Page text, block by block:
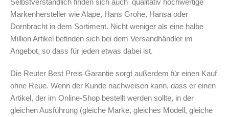
Markenhersteller wie Alape, Hans Grohe, Hansa oder
Dornbracht in dem Sortiment. Nicht weniger als eine halbe
Million Artikel befinden sich bei dem Versandhändler im
Angebot, so dass für jeden etwas dabei ist.
Die Reuter Best Preis Garantie sorgt außerdem für einen Kauf
ohne Reue. Wenn der Kunde nachweisen kann, dass er einen
Artikel, der im Online-Shop bestellt werden sollte, in der
gleichen Ausführung (gleiche Marke, gleiches Modell, gleiche